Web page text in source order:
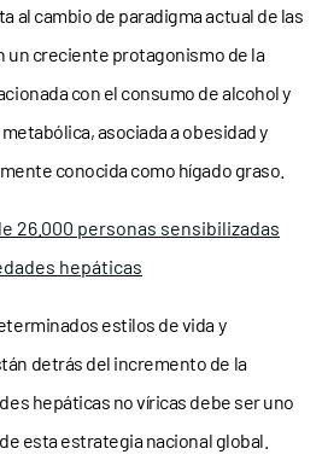
al cambio de paradigma actual de las
un creciente protagonismo de la
con el consumo de alcohol y
asociada a obesidad y
conocida como hígado graso.
26.000 personas sensibilizadas
hepáticas
estilos de vida y
detrás del incremento de la
hepáticas no víricas debe ser uno
esta estrategia nacional global.